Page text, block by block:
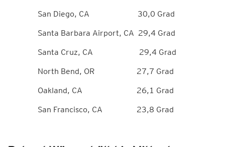
San Diego, CA 30,0 Grad
Santa Barbara Airport, CA 29,4 Grad
Santa Cruz, CA 29,4 Grad
North Bend, OR 27,7 Grad
Oakland, CA 26,1 Grad
San Francisco, CA 23,8 Grad